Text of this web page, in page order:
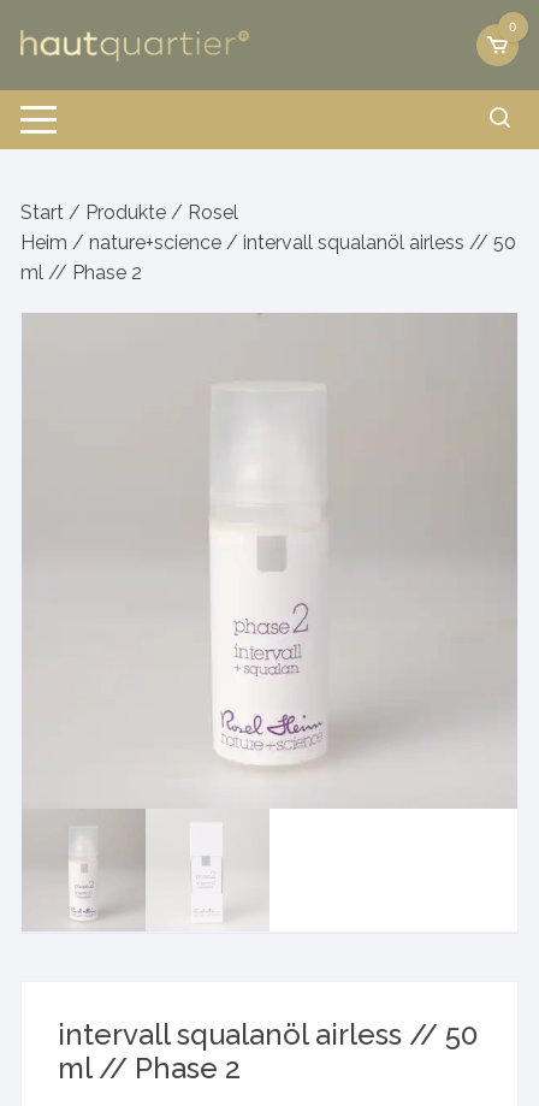
Inhalt
0
Start / Produkte / Rosel
Heim /nature+science / intervall squalanöl airless // 50
ml // Phase 2
intervall squalanöl airless // 50
ml // Phase 2